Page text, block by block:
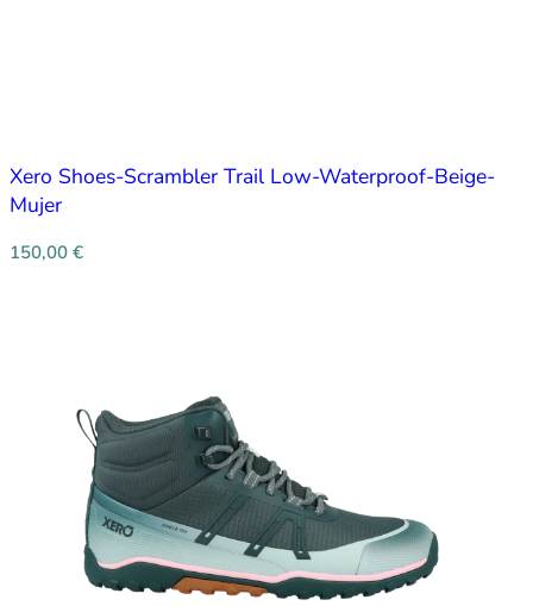
Xero Shoes-Scrambler Trail Low-Waterproof-Beige-
Mujer
150,00 €